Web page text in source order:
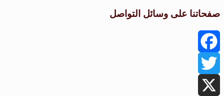
صفحاتنا على وسائل التواصل
Facebook
Twitter